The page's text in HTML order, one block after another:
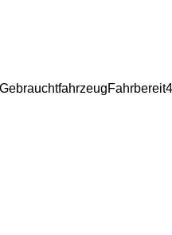
GebrauchtfahrzeugFahrbereit